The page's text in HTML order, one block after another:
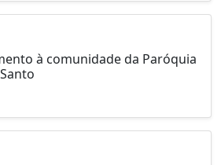
à comunidade da Paróquia